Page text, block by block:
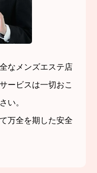
なメンズエステ店
ービスは一切おこ
い。
万全を期した安全